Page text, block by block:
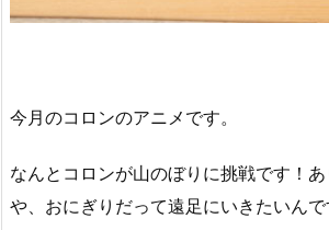
今月のコロンのアニメです。
なんとコロンが山のぼりに挑戦です！
や、おにぎりだって遠足にいきたいんで